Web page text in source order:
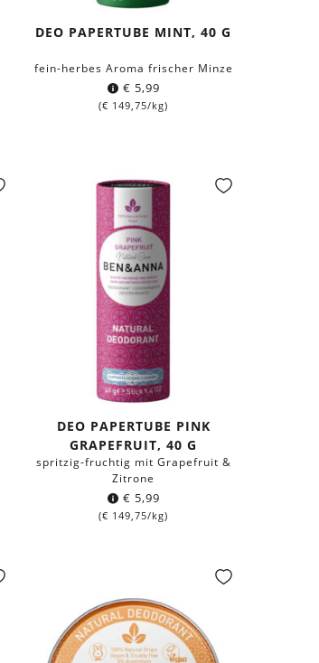
DEO PAPERTUBE MINT, 40 G
fein-herbes Aroma frischer Minze
€ 5,99
(€ 149,75/kg)
DEO PAPERTUBE PINK
GRAPEFRUIT, 40 G
spritzig-fruchtig mit Grapefruit &
Zitrone
€ 5,99
(€ 149,75/kg)